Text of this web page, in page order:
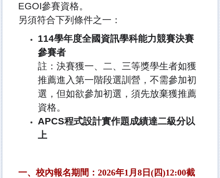
EGOI參賽資格。
另須符合下列條件之一：
114學年度全國資訊學科能力競賽決賽
參賽者
註：決賽獲一、二、三等獎學生者如獲
推薦進入第一階段選訓營，不需參加初
選，但如欲參加初選，須先放棄獲推薦
資格。
APCS程式設計實作題成績達二級分以
上
一、校內報名期間： 2026年1 月8日 ( 四)12:00截